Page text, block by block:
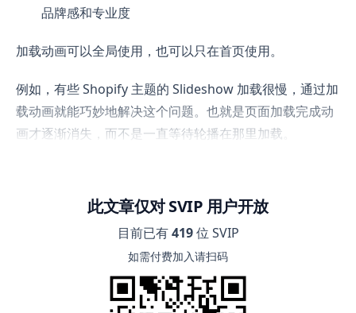
品牌感和专业度
加载动画可以全局使用，也可以只在首页使用。
例如，有些 Shopify 主题的 Slideshow 加载很慢，通过加
载动画就能巧妙地解决这个问题。也就是页面加载完成动
画才逐渐消失，而不是一直等待轮播在那里加载。
此文章仅对 SVIP 用户开放
目前已有419位 SVIP
如需付费加入请扫码